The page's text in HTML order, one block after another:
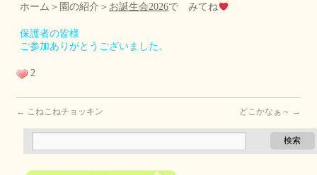
ホーム＞園の紹介＞ お誕生会2026で みてね
保護者の皆様
ご参加ありがとうございました。
2
← こねこねチョッキン どこかなぁ～ →